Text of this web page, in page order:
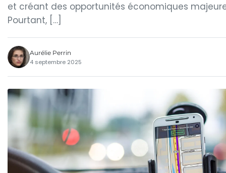
et créant des opportunités économiques
Pourtant, […]
Aurélie Perrin
4 septembre 2025